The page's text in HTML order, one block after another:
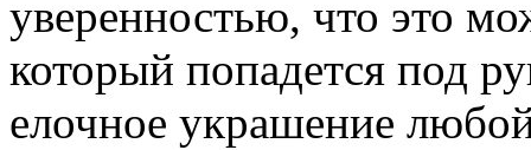
уверенностью, что это
который попадется под
елочное украшение